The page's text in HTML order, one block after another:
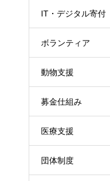
IT・デジタル寄付
ボランティア
動物支援
募金仕組み
医療支援
団体制度